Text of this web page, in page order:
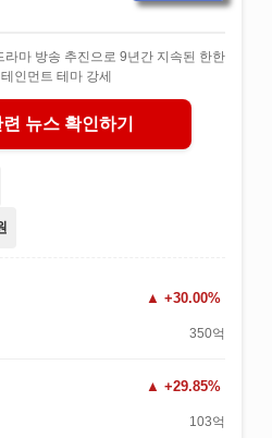
라마 방송 추진으로 9년간 지속된 한한
인먼트 테마 강세
뉴스 확인하기
+30.00%
350억
+29.85%
103억